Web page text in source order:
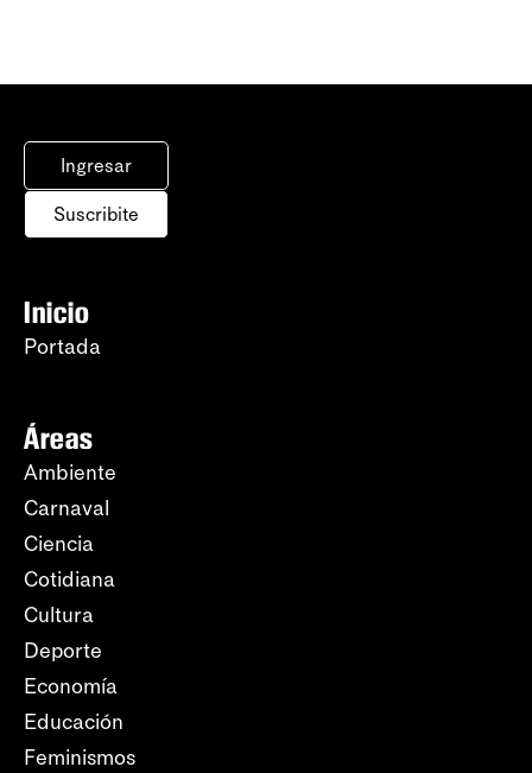
Ingresar
Suscribite
Inicio
Portada
Áreas
Ambiente
Carnaval
Ciencia
Cotidiana
Cultura
Deporte
Economía
Educación
Feminismos